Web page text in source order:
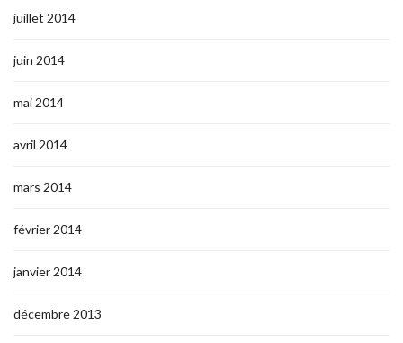
juillet 2014
juin 2014
mai 2014
avril 2014
mars 2014
février 2014
janvier 2014
décembre 2013